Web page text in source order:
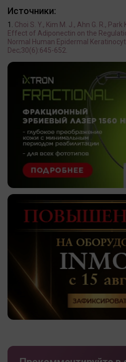
Источники:
Choi S. Y., Kim M. J., Ahn G. R., Park
Effect of Adiponectin on the
Normal Human Epidermal
Dec;30(6):645-652.